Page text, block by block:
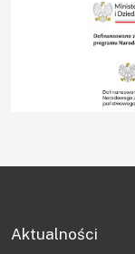
Rozeznanie
Aktualności